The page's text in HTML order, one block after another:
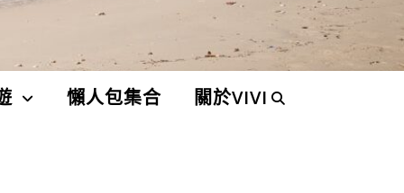
懶人包集合 關於VIVI